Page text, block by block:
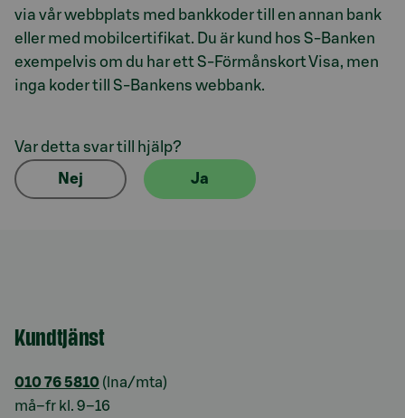
via vår webbplats med bankkoder till en annan bank
eller med mobilcertifikat. Du är kund hos S-Banken
exempelvis om du har ett S-Förmånskort Visa, men
inga koder till S-Bankens webbank.
Var detta svar till hjälp?
Nej Ja
Kundtjänst
010 76 5810 (lna/mta)
må–fr kl. 9–16